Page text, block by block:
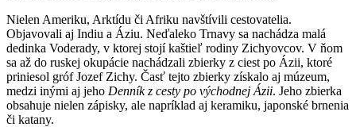
Nielen Ameriku, Arktídu či Afriku navštívili cestovatelia.
Objavovali aj Indiu a Áziu. Neďaleko Trnavy sa nachádza malá
dedinka Voderady, v ktorej stojí kaštieľ rodiny Zichyovcov. V ňom
sa až do ruskej okupácie nachádzali zbierky z ciest po Ázii, ktoré
priniesol gróf Jozef Zichy. Časť tejto zbierky získalo aj múzeum,
medzi inými aj jeho Denník z cesty po východnej Ázii. Jeho zbierka
obsahuje nielen zápisky, ale napríklad aj keramiku, japonské brnenia
či katany.